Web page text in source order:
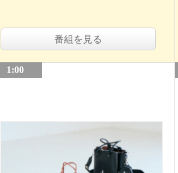
番組を見る
1:00